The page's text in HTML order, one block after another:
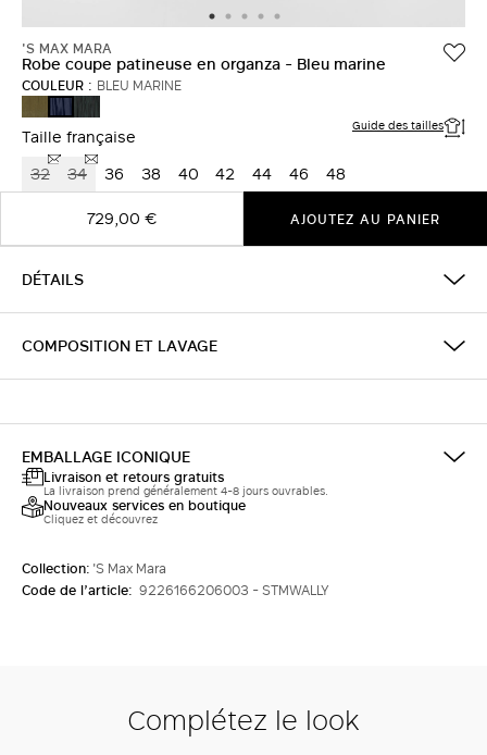
'S MAX MARA
Robe coupe patineuse en organza - Bleu marine
COULEUR : BLEU MARINE
BLEU
MARINEMOUSSE
Taille française Guide des tailles
32 34 36 38 40 42 44 46
48
729,00 €
AJOUTEZ AU PANIER
DÉTAILS
COMPOSITION ET LAVAGE
EMBALLAGE ICONIQUE
Livraison et retours gratuits
La livraison prend généralement 4-8 jours ouvrables.
Nouveaux services en boutique
Cliquez et découvrez
Collection: 'S Max Mara
Code de l’article: 9226166206003 - STMWALLY
Complétez le look